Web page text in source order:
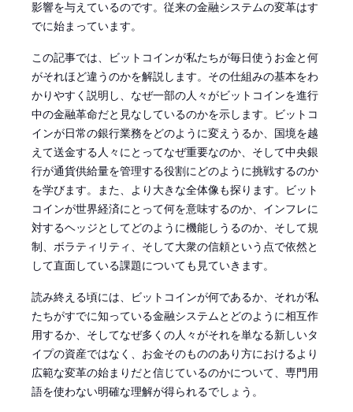
影響を与えているのです。従来の金融システムの変革はす
でに始まっています。
この記事では、ビットコインが私たちが毎日使うお金と何
がそれほど違うのかを解説します。その仕組みの基本をわ
かりやすく説明し、なぜ一部の人々がビットコインを進行
中の金融革命だと見なしているのかを示します。ビットコ
インが日常の銀行業務をどのように変えうるか、国境を越
えて送金する人々にとってなぜ重要なのか、そして中央銀
行が通貨供給量を管理する役割にどのように挑戦するのか
を学びます。また、より大きな全体像も探ります。ビット
コインが世界経済にとって何を意味するのか、インフレに
対するヘッジとしてどのように機能しうるのか、そして規
制、ボラティリティ、そして大衆の信頼という点で依然と
して直面している課題についても見ていきます。
読み終える頃には、ビットコインが何であるか、それが私
たちがすでに知っている金融システムとどのように相互作
用するか、そしてなぜ多くの人々がそれを単なる新しいタ
イプの資産ではなく、お金そのもののあり方におけるより
広範な変革の始まりだと信じているのかについて、専門用
語を使わない明確な理解が得られるでしょう。